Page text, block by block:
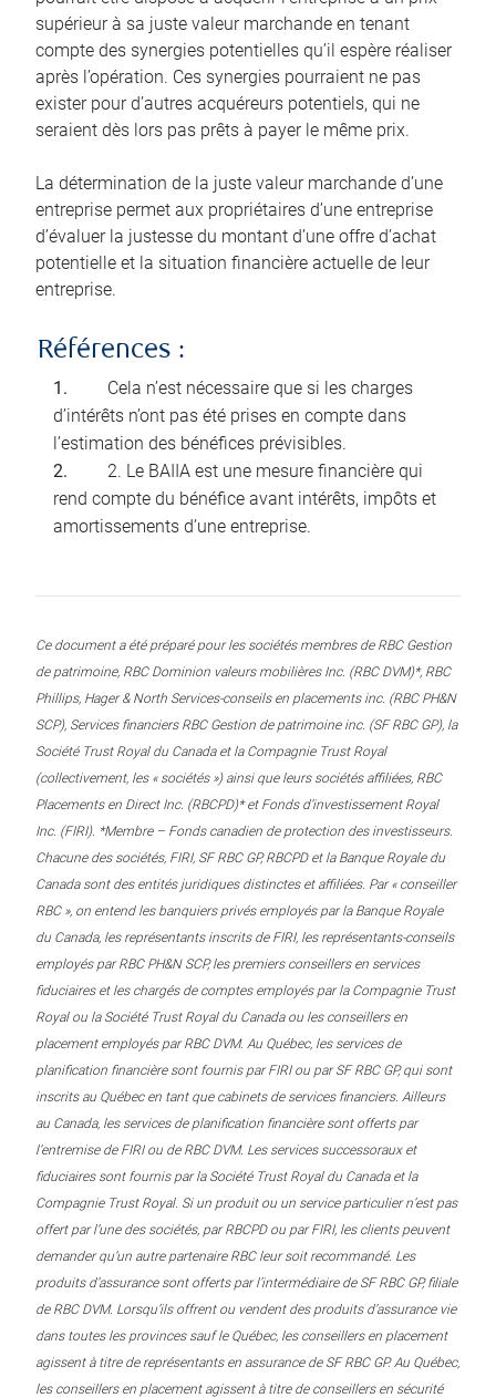
supérieur à sa juste valeur marchande en tenant
compte des synergies potentielles qu’il espère réaliser
après l’opération. Ces synergies pourraient ne pas
exister pour d’autres acquéreurs potentiels, qui ne
seraient dès lors pas prêts à payer le même prix.
La détermination de la juste valeur marchande d’une
entreprise permet aux propriétaires d’une entreprise
d’évaluer la justesse du montant d’une offre d’achat
potentielle et la situation financière actuelle de leur
entreprise.
Références :
Cela n’est nécessaire que si les charges
d’intérêts n’ont pas été prises en compte dans
l’estimation des bénéfices prévisibles.
2. Le BAIIA est une mesure financière qui
rend compte du bénéfice avant intérêts, impôts et
amortissements d’une entreprise.
Ce document a été préparé pour les sociétés membres de RBC Gestion
de patrimoine, RBC Dominion valeurs mobilières Inc. (RBC DVM)*, RBC
Phillips, Hager & North Services-conseils en placements inc. (RBC PH&N
SCP), Services financiers RBC Gestion de patrimoine inc. (SF RBC GP), la
Société Trust Royal du Canada et la Compagnie Trust Royal
(collectivement, les « sociétés ») ainsi que leurs sociétés affiliées, RBC
Placements en Direct Inc. (RBCPD)* et Fonds d’investissement Royal
Inc. (FIRI). *Membre – Fonds canadien de protection des investisseurs.
Chacune des sociétés, FIRI, SF RBC GP, RBCPD et la Banque Royale du
Canada sont des entités juridiques distinctes et affiliées. Par « conseiller
RBC », on entend les banquiers privés employés par la Banque Royale
du Canada, les représentants inscrits de FIRI, les représentants-conseils
employés par RBC PH&N SCP, les premiers conseillers en services
fiduciaires et les chargés de comptes employés par la Compagnie Trust
Royal ou la Société Trust Royal du Canada ou les conseillers en
placement employés par RBC DVM. Au Québec, les services de
planification financière sont fournis par FIRI ou par SF RBC GP, qui sont
inscrits au Québec en tant que cabinets de services financiers. Ailleurs
au Canada, les services de planification financière sont offerts par
l’entremise de FIRI ou de RBC DVM. Les services successoraux et
fiduciaires sont fournis par la Société Trust Royal du Canada et la
Compagnie Trust Royal. Si un produit ou un service particulier n’est pas
offert par l’une des sociétés, par RBCPD ou par FIRI, les clients peuvent
demander qu’un autre partenaire RBC leur soit recommandé. Les
produits d’assurance sont offerts par l’intermédiaire de SF RBC GP, filiale
de RBC DVM. Lorsqu’ils offrent ou vendent des produits d’assurance vie
dans toutes les provinces sauf le Québec, les conseillers en placement
agissent à titre de représentants en assurance de SF RBC GP. Au Québec,
les conseillers en placement agissent à titre de conseillers en sécurité